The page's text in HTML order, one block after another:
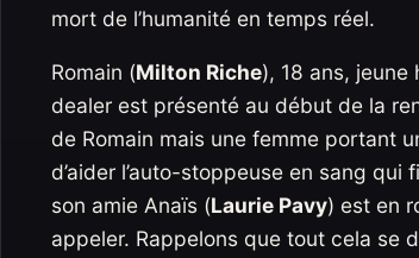
mort de l’humanité en temps réel.
Romain (Milton Riche), 18 ans,
dealer est présenté au début de la
de Romain mais une femme portant
d’aider l’auto-stoppeuse en sang
son amie Anaïs (Laurie Pavy) est en
appeler. Rappelons que tout cela se